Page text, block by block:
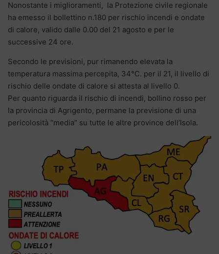
Nonostante i miglioramenti, la Protezione civile regionale
ha emesso il bollettino n.180 per rischio incendi e ondate
di calore, valido dalle 0.00 del 21 agosto e per le
successive 24 ore.
Secondo le previsioni, pur rimanendo elevata la
temperatura massima percepita, 34°C. per il 21, il livello di
rischio delle ondate di calore si attesta al livello 0.
Per quanto riguarda il rischio di incendi, bollino rosso per
la provincia di Agrigento, permane la previsione di una
pericolosità “media” su tutte le altre province dell’Isola.